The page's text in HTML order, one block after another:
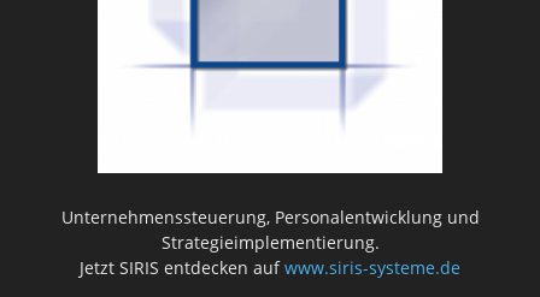
Unternehmenssteuerung, Personalentwicklung und
Strategieimplementierung.
Jetzt SIRIS entdecken aufwww.siris-systeme.de